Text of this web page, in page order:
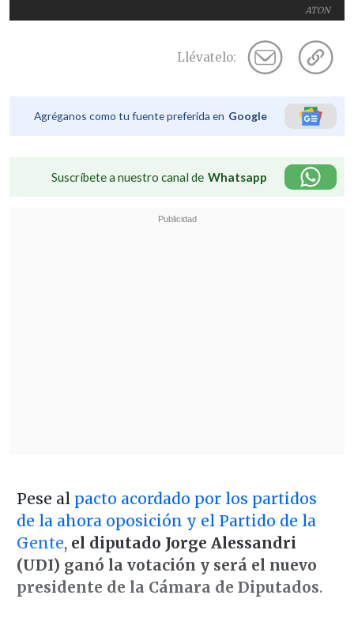
ATON
Llévatelo:
Agréganos como tu fuente preferida en Google
Suscríbete a nuestro canal de Whatsapp
Pese al pacto acordado por los partidos
de la ahora oposición y el Partido de la
Gente, el diputado Jorge Alessandri
(UDI) ganó la votación y será el nuevo
presidente de la Cámara de Diputados.